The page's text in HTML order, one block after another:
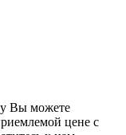
Вы можете
цене с